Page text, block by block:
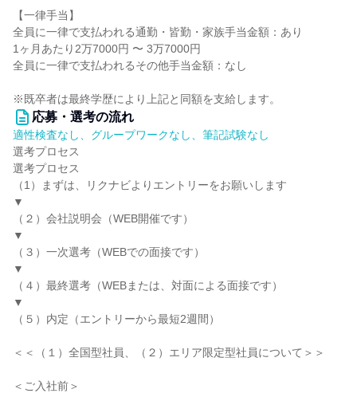
【一律手当】
全員に一律で支払われる通勤・皆勤・家族手当金額：あり
1ヶ月あたり2万7000円 〜 3万7000円
全員に一律で支払われるその他手当金額：なし
※既卒者は最終学歴により上記と同額を支給します。
応募・選考の流れ
適性検査なし、グループワークなし、筆記試験なし
選考プロセス
選考プロセス
（1）まずは、リクナビよりエントリーをお願いします
▼
（２）会社説明会（WEB開催です）
▼
（３）一次選考（WEBでの面接です）
▼
（４）最終選考（WEBまたは、対面による面接です）
▼
（５）内定（エントリーから最短2週間）
＜＜（１）全国型社員、（２）エリア限定型社員について＞＞
＜ご入社前＞